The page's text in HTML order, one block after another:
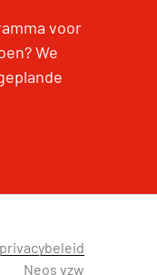
voor
We
Neos vzw